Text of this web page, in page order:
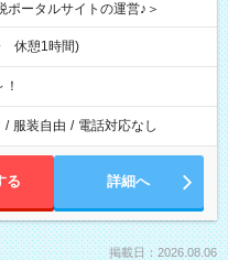
ータルサイトの運営♪＞
休憩1時間)
/ 服装自由 / 電話対応なし
る 詳細へ
掲載日：2026.08.06